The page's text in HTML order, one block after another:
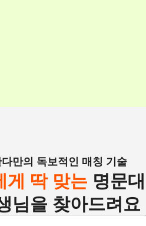
만의 독보적인 매칭 기술
게 딱 맞는 명문대
님을 찾아드려요